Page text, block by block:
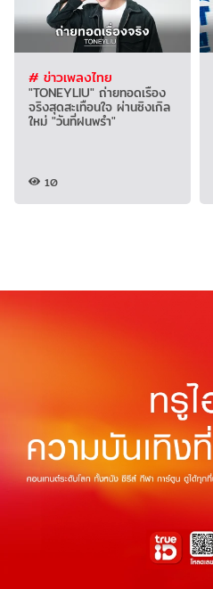
# ข่าวเพลงไทย
"TONEYLIU" ถ่ายทอดเรื่อง
จริงสุดสะเทือนใจ ผ่านซิงเกิล
ใหม่ "วันที่ฝนพรำ"
10